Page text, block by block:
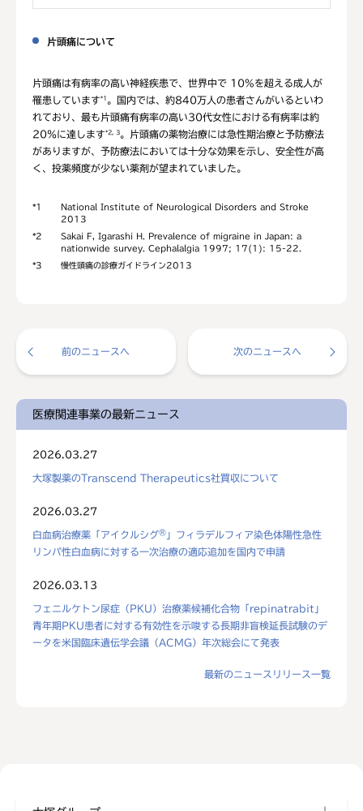
片頭痛について
片頭痛は有病率の高い神経疾患で、世界中で 10%を超える成人が
罹患しています*1 。国内では、約840万人の患者さんがいるといわ
れており、最も片頭痛有病率の高い30代女性における有病率は約
20％に達します*2, 3。片頭痛の薬物治療には急性期治療と予防療法
がありますが、予防療法においては十分な効果を示し、安全性が高
く、投薬頻度が少ない薬剤が望まれていました。
*1
National Institute of Neurological Disorders and Stroke
2013
*2
Sakai F, Igarashi H. Prevalence of migraine in Japan: a
nationwide survey. Cephalalgia 1997; 17(1): 15-22.
*3 慢性頭痛の診療ガイドライン2013
前のニュースへ 次のニュースへ
医療関連事業の最新ニュース
2026.03.27
大塚製薬のTranscend Therapeutics社買収について
2026.03.27
白血病治療薬「アイクルシグ® 」フィラデルフィア染色体陽性急性
リンパ性白血病に対する一次治療の適応追加を国内で申請
2026.03.13
フェニルケトン尿症（PKU）治療薬候補化合物「repinatrabit」
青年期PKU患者に対する有効性を示唆する長期非盲検延長試験のデ
ータを米国臨床遺伝学会議（ACMG）年次総会にて発表
最新のニュースリリース一覧